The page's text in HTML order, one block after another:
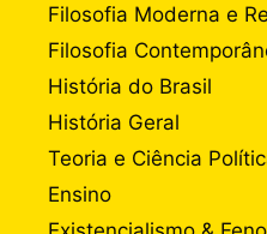
Filosofia Moderna e
Filosofia
História do Brasil
História Geral
Teoria e Ciência
Ensino